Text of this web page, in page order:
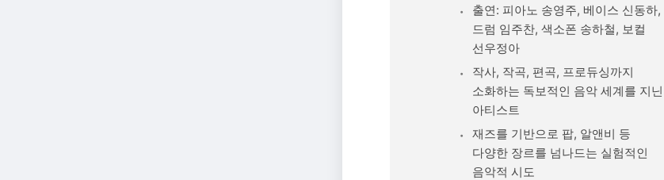
출연: 피아노 송영주, 베이스 신동하,
드럼 임주찬, 색소폰 송하철, 보컬
선우정아
작사, 작곡, 편곡, 프로듀싱까지
소화하는 독보적인 음악 세계를 지닌
아티스트
재즈를 기반으로 팝, 알앤비 등
다양한 장르를 넘나드는 실험적인
음악적 시도